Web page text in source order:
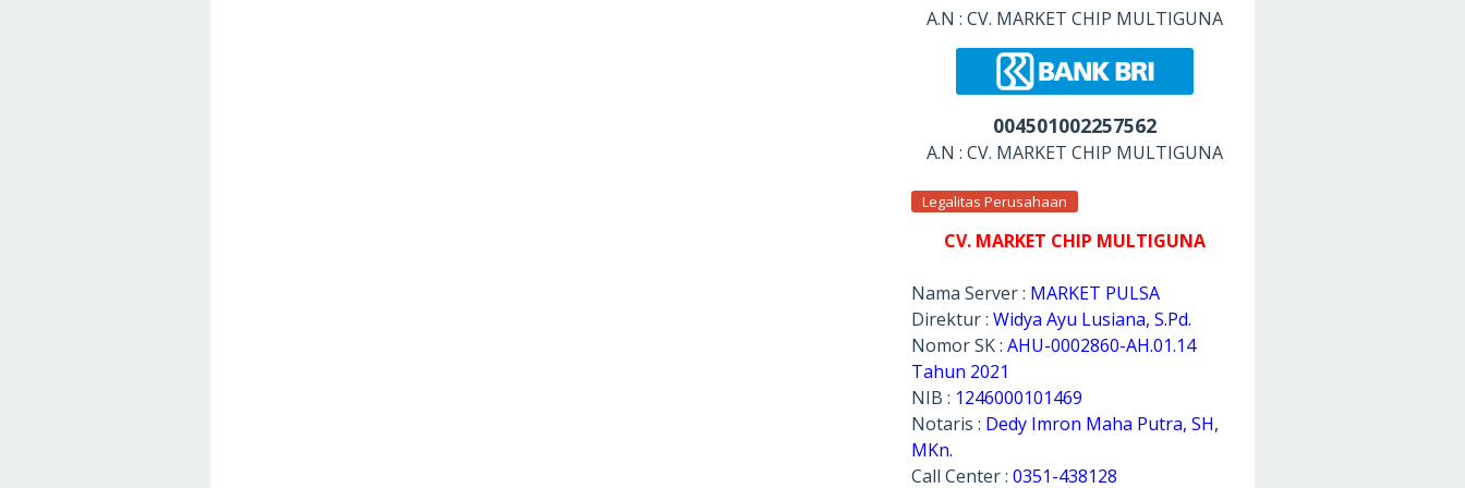
A.N : CV. MARKET CHIP MULTIGUNA
004501002257562
A.N : CV. MARKET CHIP MULTIGUNA
Legalitas Perusahaan
CV. MARKET CHIP MULTIGUNA
Nama Server : MARKET PULSA
Direktur : Widya Ayu Lusiana, S.Pd.
Nomor SK : AHU-0002860-AH.01.14
Tahun 2021
NIB : 1246000101469
Notaris : Dedy Imron Maha Putra, SH,
MKn.
Call Center : 0351-438128